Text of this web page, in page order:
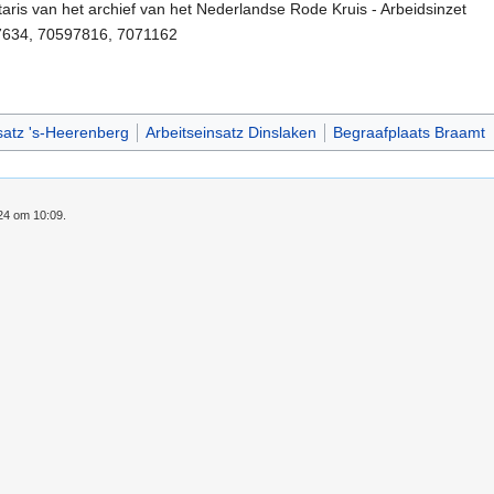
van het archief van het Nederlandse Rode Kruis - Arbeidsinzet
70597816, 7071162
's-Heerenberg Arbeitseinsatz Dinslaken Begraafplaats Braamt
om 10:09.